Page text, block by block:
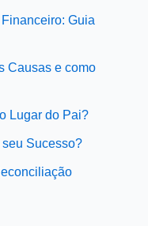
Guia
Causas e como
Lugar do Pai?
Sucesso?